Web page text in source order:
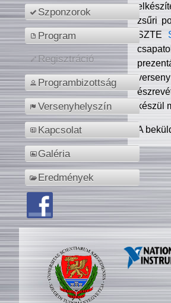
Szponzorok
Program
Regisztráció
Programbizottság
Versenyhelyszín
Kapcsolat
Galéria
Eredmények
zsűri
SZTE
készül
A